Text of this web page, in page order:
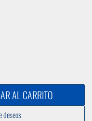
AL CARRITO
deseos